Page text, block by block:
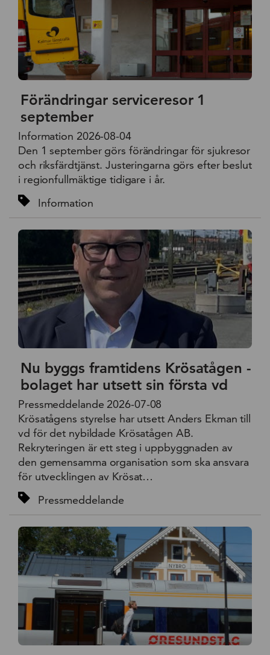
Förändringar serviceresor 1
september
Information 2026-08-04
Den 1 september görs förändringar för sjukresor
och riksfärdtjänst. Justeringarna görs efter beslut
i regionfullmäktige tidigare i år.
Information
Nu byggs framtidens Krösatågen -
bolaget har utsett sin första vd
Pressmeddelande 2026-07-08
Krösatågens styrelse har utsett Anders Ekman till
vd för det nybildade Krösatågen AB.
Rekryteringen är ett steg i uppbyggnaden av
den gemensamma organisation som ska ansvara
för utvecklingen av Krösat…
Pressmeddelande